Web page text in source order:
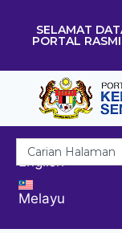
SELAMAT
PORTAL
English
Melayu